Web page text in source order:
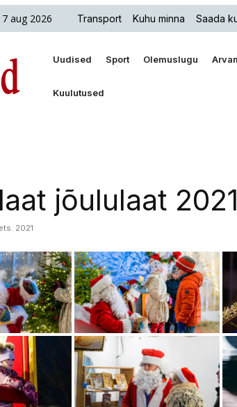
aug 2026 Transport Kuhu minna Saada
Uudised Sport Olemuslugu
Kuulutused
jõululaat 2021
2021